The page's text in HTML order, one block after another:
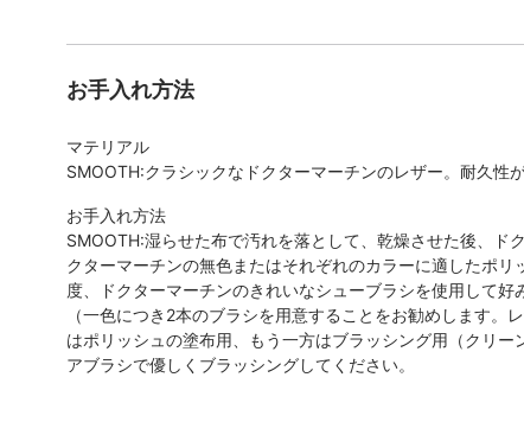
お手入れ方法
マテリアル
SMOOTH:クラシックなドクターマーチンのレザー。耐久性
お手入れ方法
SMOOTH:湿らせた布で汚れを落として、乾燥させた後、ド
クターマーチンの無色またはそれぞれのカラーに適したポ
度、ドクターマーチンのきれいなシューブラシを使用して好
（一色につき2本のブラシを用意することをお勧めします。
はポリッシュの塗布用、もう一方はブラッシング用（クリ
アブラシで優しくブラッシングしてください。